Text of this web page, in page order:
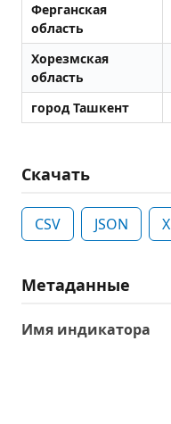
Ферганская
область
Хорезмская
область
город Ташкент
Скачать
CSV JSON
Метаданные
Имя индикатора